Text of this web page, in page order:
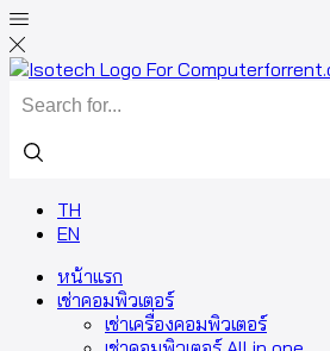
TH
EN
หน้าแรก
เช่าคอมพิวเตอร์
เช่าเครื่องคอมพิวเตอร์